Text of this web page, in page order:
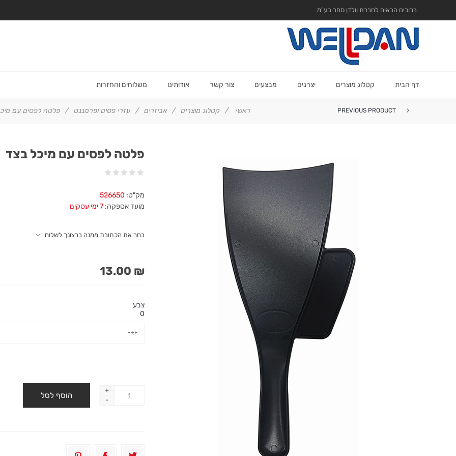
ברוכים הבאים לחברת וולדן סחר בע"מ
דף הבית קטלוג מוצרים יצרנים מבצעים צור קשר אודותינו משלוחים והחזרות
ראשי / קטלוג מוצרים / אביזרים / עזרי פסים ופרמננט / פלטה לפסים עם PREVIOUS PRODUCT
פלטה לפסים עם מיכל בצד
מק"ט: 526650
מועד אספקה: 7 ימי עסקים
בחר את הכתובת ממנה ברצונך לשלוח
₪ 13.00
צבע
0
+
-